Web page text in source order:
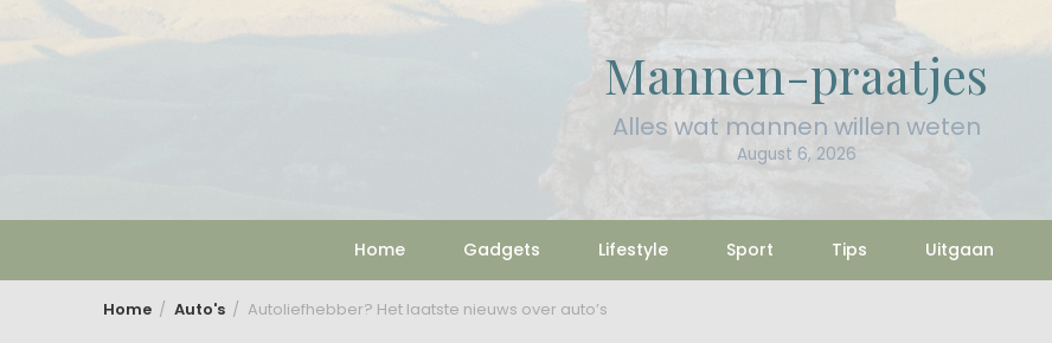
content
Mannen-praatjes
Alles wat mannen willen weten
August 6, 2026
Home Gadgets Lifestyle Sport Tips Uitgaan
Home Auto's Autoliefhebber? Het laatste nieuws over auto’s